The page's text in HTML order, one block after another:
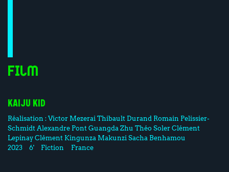
Film
KAIJU KID
Réalisation :Victor Mezerai Thibault Durand Romain Pelissier-
Schmidt Alexandre Pont Guangda Zhu Théo SolerClément
LepinayClément Kingunza Makunzi Sacha Benhamou
2023
6' Fiction France